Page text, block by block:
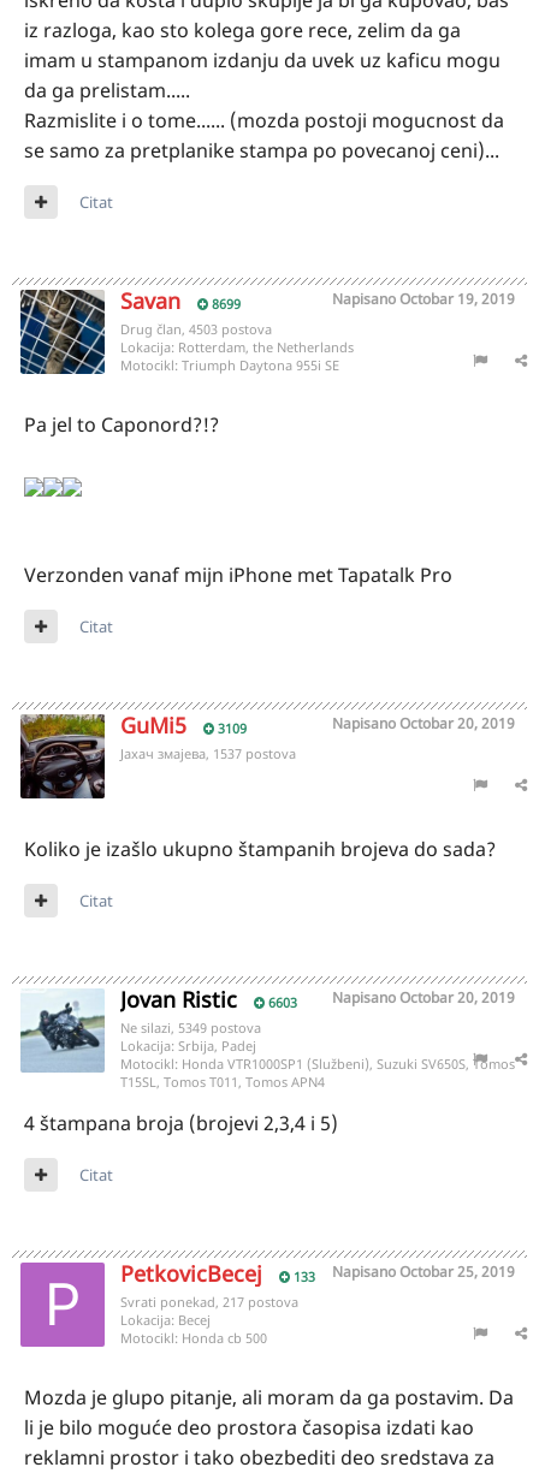
iz razloga, kao sto kolega gore rece, zelim da ga
imam u stampanom izdanju da uvek uz kaficu mogu
da ga prelistam.....
Razmislite i o tome...... (mozda postoji mogucnost da
se samo za pretplanike stampa po povecanoj ceni)...
Citat
Savan 8699 NapisanoOctobar 19, 2019
Drug član, 4503 postova
Lokacija: Rotterdam, the Netherlands
Motocikl: Triumph Daytona 955i SE
Pa jel to Caponord?!?
Verzonden vanaf mijn iPhone met Tapatalk Pro
Citat
GuMi5 3109 NapisanoOctobar 20, 2019
Јахач змајева, 1537 postova
Koliko je izašlo ukupno štampanih brojeva do sada?
Citat
Jovan Ristic 6603 NapisanoOctobar 20, 2019
Ne silazi, 5349 postova
Lokacija: Srbija, Padej
Motocikl: Honda VTR1000SP1 (Službeni), Suzuki SV650S, Tomos
T15SL, Tomos T011, Tomos APN4
4 štampana broja (brojevi 2,3,4 i 5)
Citat
PetkovicBecej 133 NapisanoOctobar 25, 2019
Svrati ponekad, 217 postova
Lokacija: Becej
Motocikl: Honda cb 500
Mozda je glupo pitanje, ali moram da ga postavim. Da
li je bilo moguće deo prostora časopisa izdati kao
reklamni prostor i tako obezbediti deo sredstava za